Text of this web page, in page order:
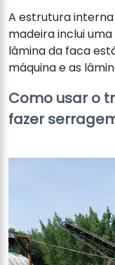
A estrutura
madeira inclui
lâmina da faca
máquina e as
Como usar o
fazer